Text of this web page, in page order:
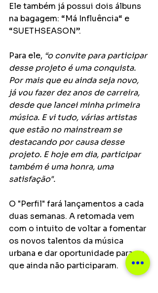
Ele também já possui dois álbuns
na bagagem: “Má Influência“ e
“SUETHSEASON”.
Para ele, “o convite para participar
desse projeto é uma conquista.
Por mais que eu ainda seja novo,
já vou fazer dez anos de carreira,
desde que lancei minha primeira
música. E vi tudo, várias artistas
que estão no mainstream se
destacando por causa desse
projeto. E hoje em dia, participar
também é uma honra, uma
satisfação".
O "Perfil" fará lançamentos a cada
duas semanas. A retomada vem
com o intuito de voltar a fomentar
os novos talentos da música
urbana e dar oportunidade para os
que ainda não participaram.